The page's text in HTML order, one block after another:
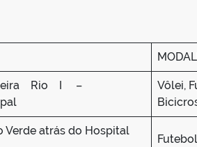
– Beira Rio I –
Vôlei,
Verde atrás do Hospital